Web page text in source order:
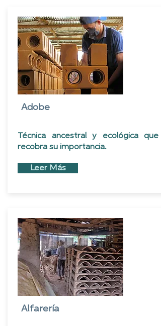
Adobe
Técnica ancestral y ecológica que
recobra su importancia.
Leer Más
Alfarería